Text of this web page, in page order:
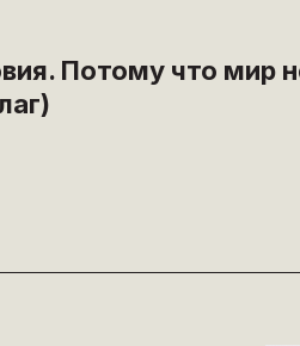
Потому что мир